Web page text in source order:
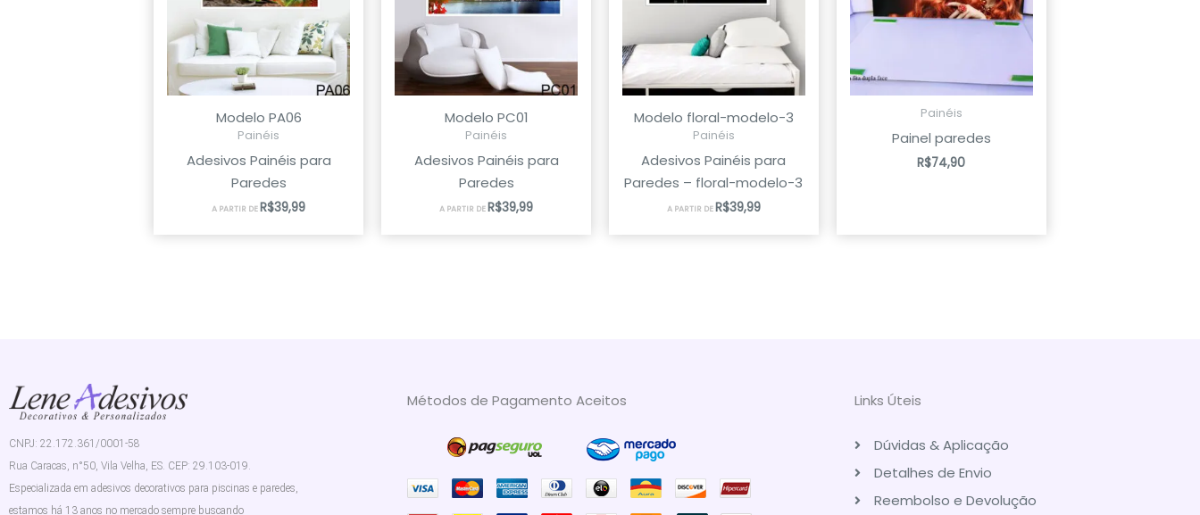
Modelo PA06
Painéis
Adesivos Painéis para
Paredes
A PARTIR DER$39,99
Modelo PC01
Painéis
Adesivos Painéis para
Paredes
A PARTIR DER$39,99
Modelo floral-modelo-3
Painéis
Adesivos Painéis para
Paredes – floral-modelo-3
A PARTIR DER$39,99
Painéis
Painel paredes
R$74,90
CNPJ: 22.172.361/0001-58
Rua Caracas, n°50, Vila Velha, ES. CEP: 29.103-019.
Especializada em adesivos decorativos para piscinas e paredes,
estamos há 13 anos no mercado sempre buscando
Métodos de Pagamento Aceitos Links Úteis
Dúvidas & Aplicação
Detalhes de Envio
Reembolso e Devolução